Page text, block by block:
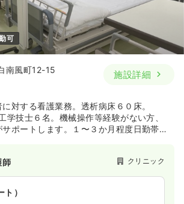
可
南風町12-15
施設詳細
対する看護業務。透析病床６０床。
学技士６名。機械操作等経験がない方、
ポートします。１〜３か月程度日勤帯で
準夜勤：月１回程度
師 クリニック
）